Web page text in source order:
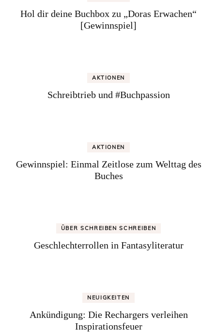
Hol dir deine Buchbox zu „Doras Erwachen“
[Gewinnspiel]
AKTIONEN
Schreibtrieb und #Buchpassion
AKTIONEN
Gewinnspiel: Einmal Zeitlose zum Welttag des
Buches
ÜBER SCHREIBEN SCHREIBEN
Geschlechterrollen in Fantasyliteratur
NEUIGKEITEN
Ankündigung: Die Rechargers verleihen
Inspirationsfeuer